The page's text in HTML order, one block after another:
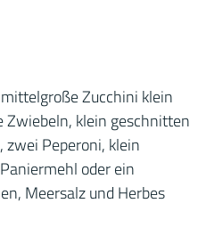
Zucchini klein
klein geschnitten
Peperoni, klein
oder ein
Meersalz und Herbes